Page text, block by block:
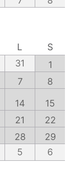
L
S
31
1
7 8
14
15
21
22
28
29
5 6